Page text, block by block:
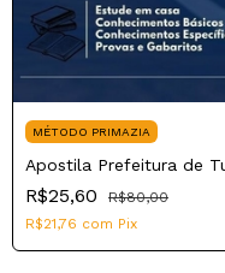
MÉTODO PRIMAZIA
Apostila Prefeitura de
R$25,60
R$80,00
R$21,76 com Pix